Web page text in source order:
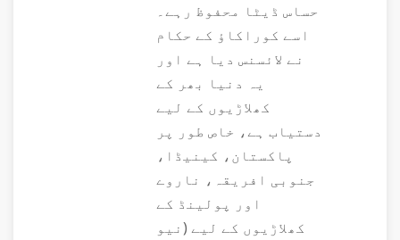
حساس ڈیٹا محفوظ رہے۔
اسے کوراکاؤ کے حکام
نے لائسنس دیا ہے اور
یہ دنیا بھر کے
کھلاڑیوں کے لیے
دستیاب ہے، خاص طور پر
پاکستان، کینیڈا،
جنوبی افریقہ، ناروے
اور پولینڈ کے
کھلاڑیوں کے لیے (نیو